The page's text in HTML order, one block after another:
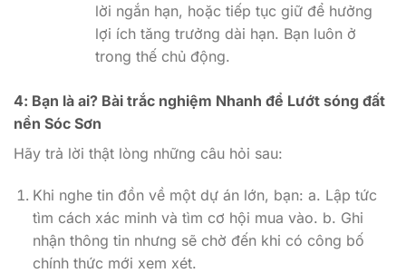
lời ngắn hạn, hoặc tiếp tục giữ để hưởng
lợi ích tăng trưởng dài hạn. Bạn luôn ở
trong thế chủ động.
4: Bạn là ai? Bài trắc nghiệm Nhanh để Lướt sóng đất
nền Sóc Sơn
Hãy trả lời thật lòng những câu hỏi sau:
Khi nghe tin đồn về một dự án lớn, bạn: a. Lập tức
tìm cách xác minh và tìm cơ hội mua vào. b. Ghi
nhận thông tin nhưng sẽ chờ đến khi có công bố
chính thức mới xem xét.